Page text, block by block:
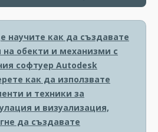
научите как да създавате
обекти и механизми с
софтуер Autodesk
как да използвате
и техники за
и визуализация,
да създавате